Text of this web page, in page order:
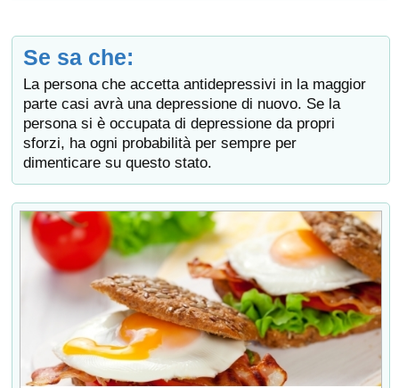
Se sa che:
La persona che accetta antidepressivi in la maggior
parte casi avrà una depressione di nuovo. Se la
persona si è occupata di depressione da propri
sforzi, ha ogni probabilità per sempre per
dimenticare su questo stato.